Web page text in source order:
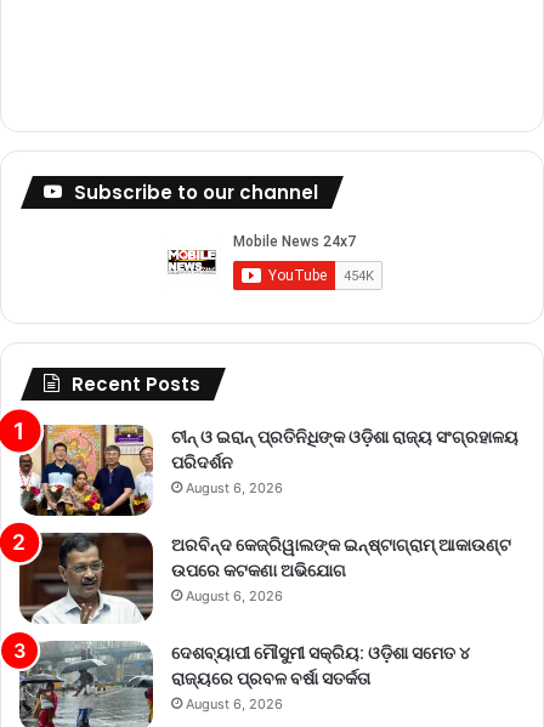
Subscribe to our channel
Recent Posts
ଚୀନ୍ ଓ ଇରାନ୍ ପ୍ରତିନିଧିଙ୍କ ଓଡ଼ିଶା ରାଜ୍ୟ ସଂଗ୍ରହାଳୟ
ପରିଦର୍ଶନ
August 6, 2026
ଅରବିନ୍ଦ କେଜ୍ରିୱାଲଙ୍କ ଇନ୍‌ଷ୍ଟାଗ୍ରାମ୍ ଆକାଉଣ୍ଟ
ଉପରେ କଟକଣା ଅଭିଯୋଗ
August 6, 2026
ଦେଶବ୍ୟାପୀ ମୌସୁମୀ ସକ୍ରିୟ: ଓଡ଼ିଶା ସମେତ ୪
ରାଜ୍ୟରେ ପ୍ରବଳ ବର୍ଷା ସତର୍କତା
August 6, 2026